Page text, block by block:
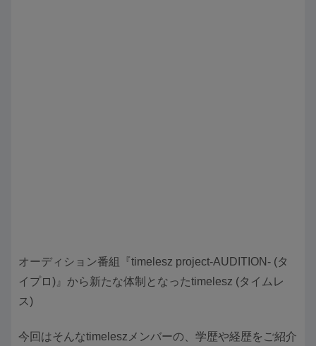
オーディション番組『timelesz project-AUDITION- (タ
イプロ)』から新たな体制となったtimelesz (タイムレ
ス)
今回はそんなtimeleszメンバーの、学歴や経歴をご紹介